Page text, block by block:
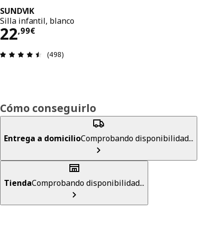
SUNDVIK
Silla infantil, blanco
22,99€
El precio 22,99€
Reseña: 4.5 de 5 estrellas. Revisiones totales:
(498)
Cómo conseguirlo
Entrega a domicilioComprobando disponibilidad...
TiendaComprobando disponibilidad...